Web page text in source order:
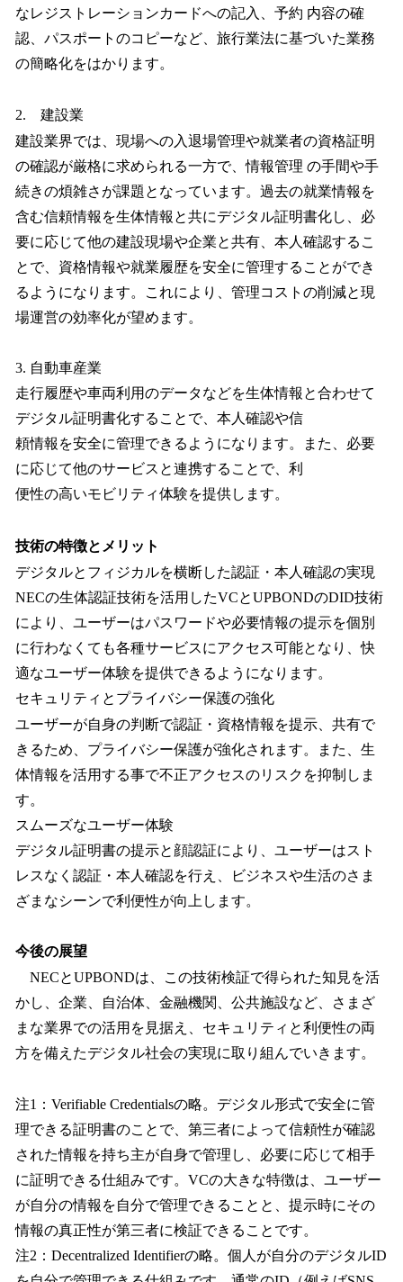
なレジストレーションカードへの記入、予約 内容の確
認、パスポートのコピーなど、旅行業法に基づいた業務
の簡略化をはかります。
2. 建設業
建設業界では、現場への入退場管理や就業者の資格証明
の確認が厳格に求められる一方で、情報管理 の手間や手
続きの煩雑さが課題となっています。過去の就業情報を
含む信頼情報を生体情報と共にデジタル証明書化し、必
要に応じて他の建設現場や企業と共有、本人確認するこ
とで、資格情報や就業履歴を安全に管理することができ
るようになります。これにより、管理コストの削減と現
場運営の効率化が望めます。
3. 自動車産業
走行履歴や車両利用のデータなどを生体情報と合わせて
デジタル証明書化することで、本人確認や信
頼情報を安全に管理できるようになります。また、必要
に応じて他のサービスと連携することで、利
便性の高いモビリティ体験を提供します。
技術の特徴とメリット
デジタルとフィジカルを横断した認証・本人確認の実現
NECの生体認証技術を活用したVCとUPBONDのDID技術
により、ユーザーはパスワードや必要情報の提示を個別
に行わなくても各種サービスにアクセス可能となり、快
適なユーザー体験を提供できるようになります。
セキュリティとプライバシー保護の強化
ユーザーが自身の判断で認証・資格情報を提示、共有で
きるため、プライバシー保護が強化されます。また、生
体情報を活用する事で不正アクセスのリスクを抑制しま
す。
スムーズなユーザー体験
デジタル証明書の提示と顔認証により、ユーザーはスト
レスなく認証・本人確認を行え、ビジネスや生活のさま
ざまなシーンで利便性が向上します。
今後の展望
NECとUPBONDは、この技術検証で得られた知見を活
かし、企業、自治体、金融機関、公共施設など、さまざ
まな業界での活用を見据え、セキュリティと利便性の両
方を備えたデジタル社会の実現に取り組んでいきます。
注1：Verifiable Credentialsの略。デジタル形式で安全に管
理できる証明書のことで、第三者によって信頼性が確認
された情報を持ち主が自身で管理し、必要に応じて相手
に証明できる仕組みです。VCの大きな特徴は、ユーザー
が自分の情報を自分で管理できることと、提示時にその
情報の真正性が第三者に検証できることです。
注2：Decentralized Identifierの略。個人が自分のデジタルID